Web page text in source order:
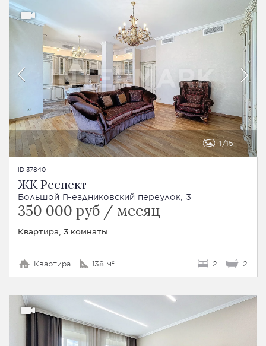
1 15
ID 37840
ЖК Респект
Большой Гнездниковский переулок, 3
350 000 руб / месяц
Квартира, 3 комнаты
Квартира 138 м² 2 2